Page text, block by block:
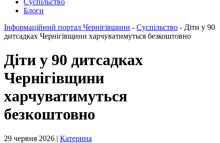
Суспільство
Блоги
Інформаційний портал Чернігівщини - Суспільство - Діти у 90
дитсадках Чернігівщини харчуватимуться безкоштовно
Діти у 90 дитсадках
Чернігівщини
харчуватимуться
безкоштовно
29 червня 2026 | Катерина